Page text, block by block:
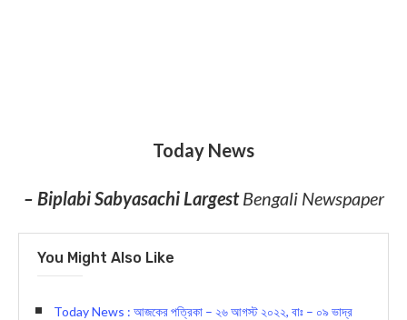
Today News
– Biplabi Sabyasachi LargestBengali Newspaper
You Might Also Like
Today News : আজকের পত্রিকা – ২৬ আগস্ট ২০২২, বাঃ – ০৯ ভাদ্র